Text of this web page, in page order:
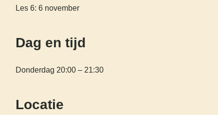
Les 6: 6 november
Dag en tijd
Donderdag 20:00 – 21:30
Locatie